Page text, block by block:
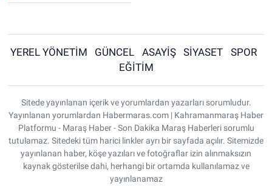
YEREL YÖNETİM GÜNCEL ASAYİŞ SİYASET
SPOR
EĞİTİM
Sitede yayınlanan içerik ve yorumlardan yazarları sorumludur.
Yayınlanan yorumlardan Habermaras.com | Kahramanmaraş Haber
Platformu - Maraş Haber - Son Dakika Maraş Haberleri sorumlu
tutulamaz. Sitedeki tüm harici linkler ayrı bir sayfada açılır. Sitemizde
yayınlanan haber, köşe yazıları ve fotoğraflar izin alınmaksızın
kaynak gösterilse dahi, herhangi bir ortamda kullanılamaz ve
yayınlanamaz